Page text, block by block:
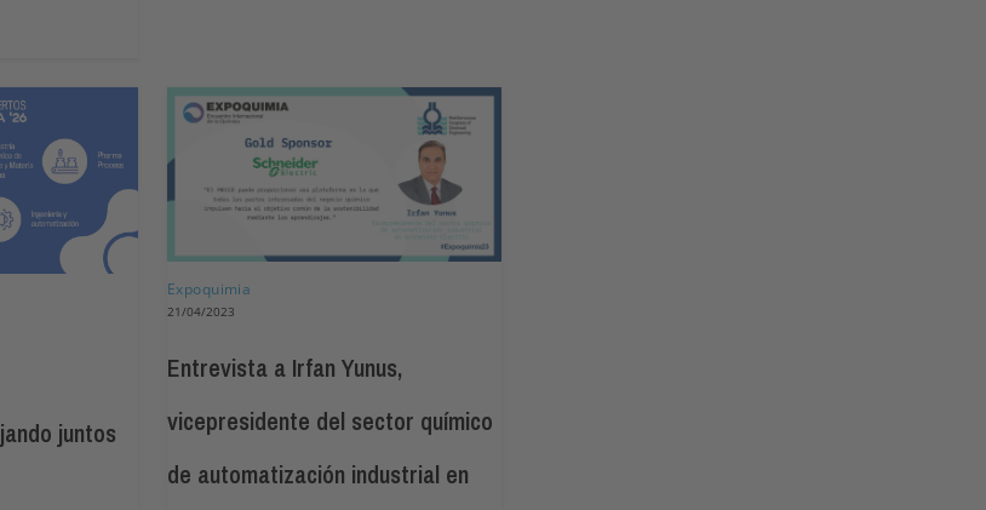
juntos
Expoquimia
21/04/2023
Entrevista a Irfan Yunus,
vicepresidente del sector químico
de automatización industrial en